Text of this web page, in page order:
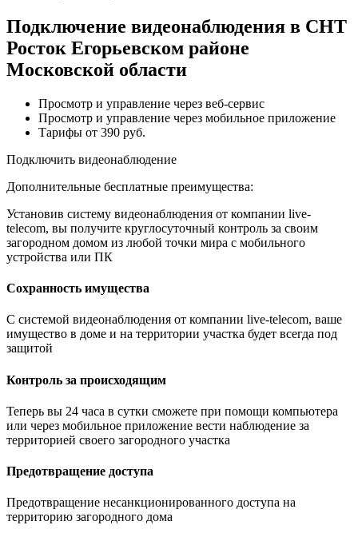
Подключение видеонаблюдения в СНТ
Росток Егорьевском районе
Московской области
Просмотр и управление через веб-сервис
Просмотр и управление через мобильное приложение
Тарифы от 390 руб.
Подключить видеонаблюдение
Дополнительные бесплатные преимущества:
Установив систему видеонаблюдения от компании live-
telecom, вы получите круглосуточный контроль за своим
загородном домом из любой точки мира с мобильного
устройства или ПК
Сохранность имущества
С системой видеонаблюдения от компании live-telecom, ваше
имущество в доме и на территории участка будет всегда под
защитой
Контроль за происходящим
Теперь вы 24 часа в сутки сможете при помощи компьютера
или через мобильное приложение вести наблюдение за
территорией своего загородного участка
Предотвращение доступа
Предотвращение несанкционированного доступа на
территорию загородного дома